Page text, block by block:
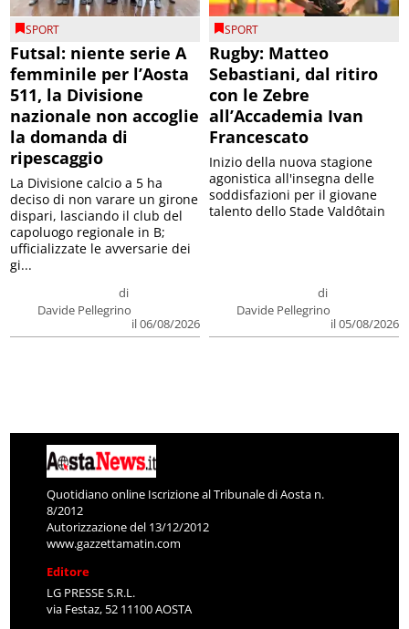
SPORT
Futsal: niente serie A
femminile per l’Aosta
511, la Divisione
nazionale non accoglie
la domanda di
ripescaggio
di
Davide Pellegrino
il 06/08/2026
La Divisione calcio a 5 ha
deciso di non varare un girone
dispari, lasciando il club del
capoluogo regionale in B;
ufficializzate le avversarie dei
gi...
SPORT
Rugby: Matteo
Sebastiani, dal ritiro
con le Zebre
all’Accademia Ivan
Francescato
di
Davide Pellegrino
il 05/08/2026
Inizio della nuova stagione
agonistica all'insegna delle
soddisfazioni per il giovane
talento dello Stade Valdôtain
Quotidiano online Iscrizione al Tribunale di Aosta n.
8/2012
Autorizzazione del 13/12/2012
www.gazzettamatin.com
Editore
LG PRESSE S.R.L.
via Festaz, 52 11100 AOSTA